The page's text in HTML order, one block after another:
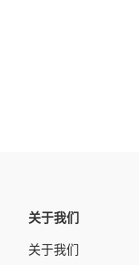
关于我们
关于我们